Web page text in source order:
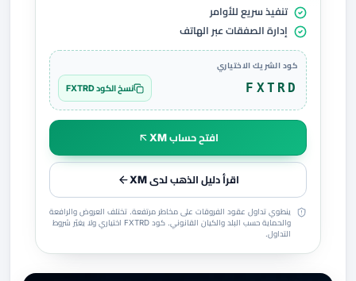
تنفيذ سريع للأوامر
إدارة الصفقات عبر الهاتف
كود الشريك الاختياري
FXTRD نسخ الكود FXTRD
افتح حساب XM
اقرأ دليل الذهب لدى XM
ينطوي تداول عقود الفروقات على مخاطر مرتفعة. تختلف العروض والرافعة
والحماية حسب البلد والكيان القانوني. كود FXTRD اختياري ولا يغيّر شروط
التداول.